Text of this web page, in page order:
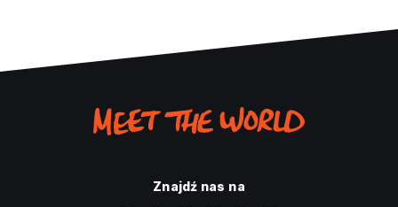
Znajdź nas na